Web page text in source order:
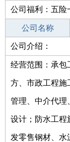
其他行业
公司福利：五险
公司名称
公司类型
公司介绍：
经营范围：承包
方、市政工程施
管理、中介代理
设计；防水工程
发零售钢材、水